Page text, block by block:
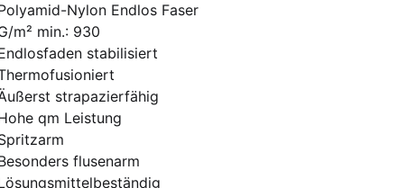
Nylon Endlos Faser
m² min.: 930
stabilisiert
strapazierfähig
qm Leistung
flusenarm